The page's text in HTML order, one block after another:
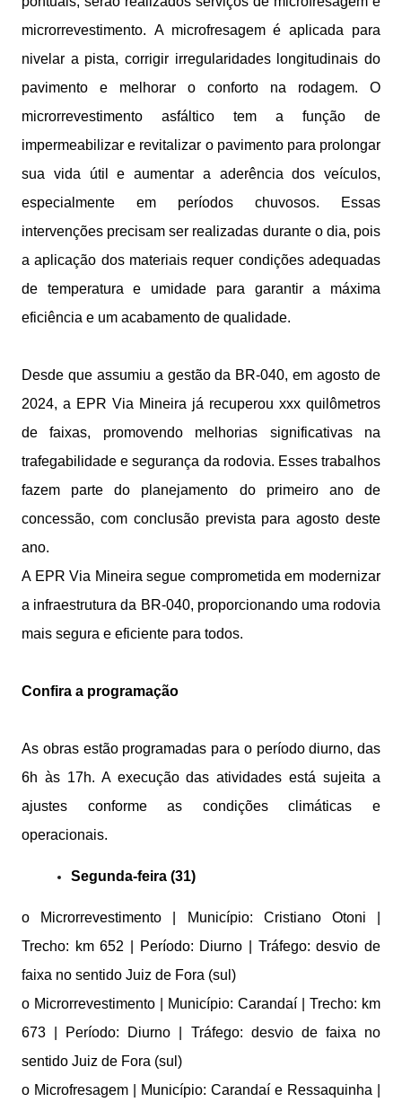
microrrevestimento. A microfresagem é aplicada para
nivelar a pista, corrigir irregularidades longitudinais do
pavimento e melhorar o conforto na rodagem. O
microrrevestimento asfáltico tem a função de
impermeabilizar e revitalizar o pavimento para prolongar
sua vida útil e aumentar a aderência dos veículos,
especialmente em períodos chuvosos. Essas
intervenções precisam ser realizadas durante o dia, pois
a aplicação dos materiais requer condições adequadas
de temperatura e umidade para garantir a máxima
eficiência e um acabamento de qualidade.
Desde que assumiu a gestão da BR-040, em agosto de
2024, a EPR Via Mineira já recuperou xxx quilômetros
de faixas, promovendo melhorias significativas na
trafegabilidade e segurança da rodovia. Esses trabalhos
fazem parte do planejamento do primeiro ano de
concessão, com conclusão prevista para agosto deste
ano.
A EPR Via Mineira segue comprometida em modernizar
a infraestrutura da BR-040, proporcionando uma rodovia
mais segura e eficiente para todos.
Confira a programação
As obras estão programadas para o período diurno, das
6h às 17h. A execução das atividades está sujeita a
ajustes conforme as condições climáticas e
operacionais.
Segunda-feira (31)
o Microrrevestimento | Município: Cristiano Otoni |
Trecho: km 652 | Período: Diurno | Tráfego: desvio de
faixa no sentido Juiz de Fora (sul)
o Microrrevestimento | Município: Carandaí | Trecho: km
673 | Período: Diurno | Tráfego: desvio de faixa no
sentido Juiz de Fora (sul)
o Microfresagem | Município: Carandaí e Ressaquinha |